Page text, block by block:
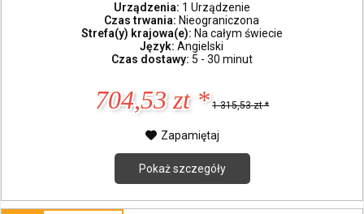
Urządzenia: 1 Urządzenie
Czas trwania: Nieograniczona
Strefa(y) krajowa(e): Na całym świecie
Język:Angielski
Czas dostawy: 5 - 30 minut
704,53 zt * 1 315,53 zt *
Zapamiętaj
Pokaż szczegóły